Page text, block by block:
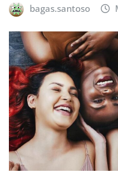
bagas.santoso